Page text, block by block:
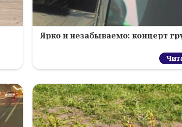
Ярко и незабываемо: концерт